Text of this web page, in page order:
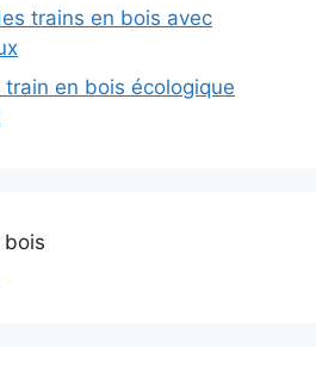
trains en bois avec
en bois écologique